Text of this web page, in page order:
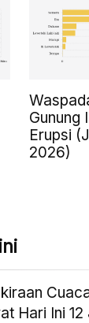
Gunung
Erupsi
2026)
Hari Ini